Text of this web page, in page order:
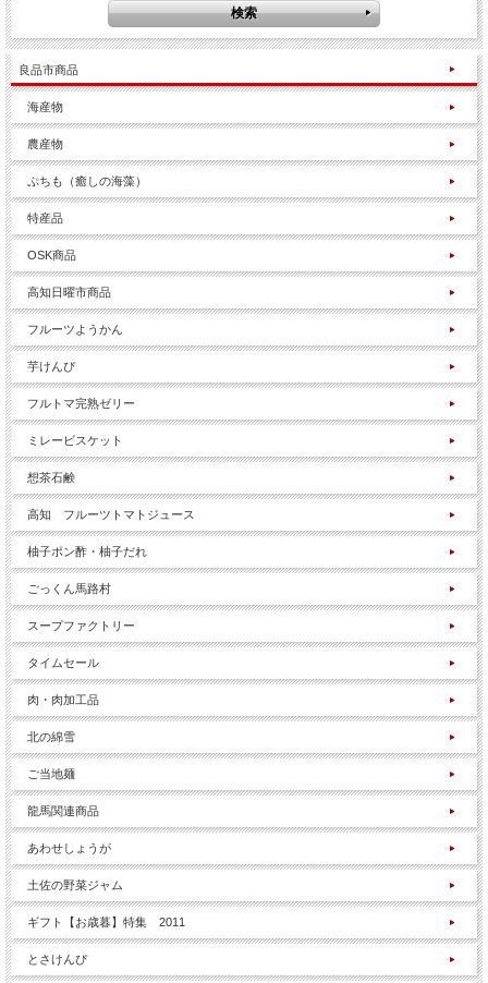
良品市商品
海産物
農産物
ぷちも（癒しの海藻）
特産品
OSK商品
高知日曜市商品
フルーツようかん
芋けんぴ
フルトマ完熟ゼリー
ミレービスケット
想茶石鹸
高知 フルーツトマトジュース
柚子ポン酢・柚子だれ
ごっくん馬路村
スープファクトリー
タイムセール
肉・肉加工品
北の綿雪
ご当地麺
龍馬関連商品
あわせしょうが
土佐の野菜ジャム
ギフト【お歳暮】特集 2011
とさけんぴ